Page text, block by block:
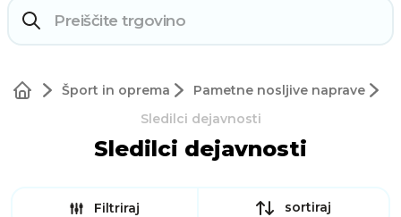
Šport in oprema
Pametne nosljive naprave
Sledilci dejavnosti
Sledilci dejavnosti
Filtriraj sortiraj